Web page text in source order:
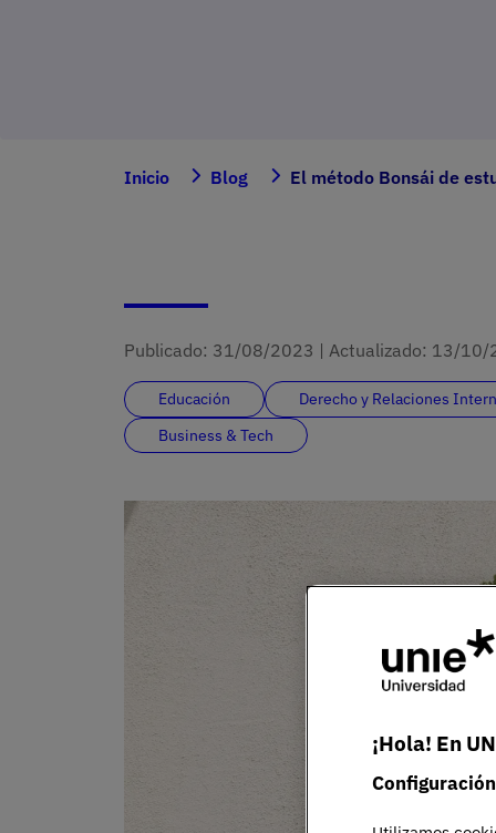
Inicio Blog El método Bonsái de
Publicado: 31/08/2023 | Actualizado: 13/10/
Educación Derecho y Relaciones
Business & Tech
¡Hola! En